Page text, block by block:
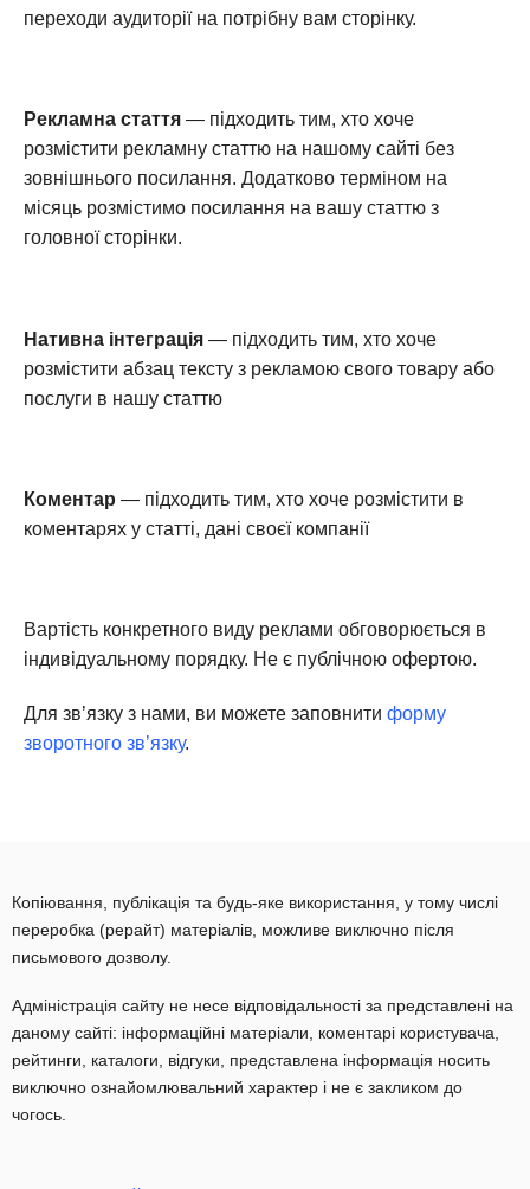
переходи аудиторії на потрібну вам сторінку.
Рекламна стаття— підходить тим, хто хоче
розмістити рекламну статтю на нашому сайті без
зовнішнього посилання. Додатково терміном на
місяць розмістимо посилання на вашу статтю з
головної сторінки.
Нативна інтеграція— підходить тим, хто хоче
розмістити абзац тексту з рекламою свого товару або
послуги в нашу статтю
Коментар — підходить тим, хто хоче розмістити в
коментарях у статті, дані своєї компанії
Вартість конкретного виду реклами обговорюється в
індивідуальному порядку. Не є публічною офертою.
Для зв’язку з нами, ви можете заповнити форму
зворотного зв’язку.
Копіювання, публікація та будь-яке використання, у тому числі
переробка (рерайт) матеріалів, можливе виключно після
письмового дозволу.
Адміністрація сайту не несе відповідальності за представлені на
даному сайті: інформаційні матеріали, коментарі користувача,
рейтинги, каталоги, відгуки, представлена інформація носить
виключно ознайомлювальний характер і не є закликом до
чогось.